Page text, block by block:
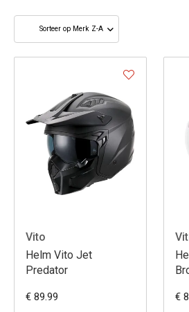
Vito
Helm Vito Jet
Predator
€ 89.99 €